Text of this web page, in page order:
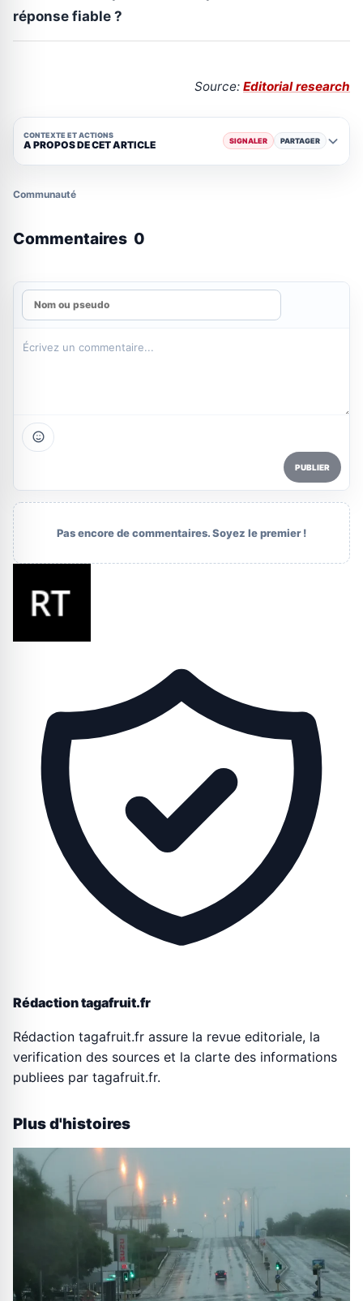
réponse fiable ?
Source: Editorial research
CONTEXTE ET ACTIONS
A PROPOS DE CET ARTICLE SIGNALER PARTAGER
Communauté
Commentaires 0
PUBLIER
Pas encore de commentaires. Soyez le premier !
Rédaction tagafruit.fr
Rédaction tagafruit.fr assure la revue editoriale, la
verification des sources et la clarte des informations
publiees par tagafruit.fr.
Plus d'histoires